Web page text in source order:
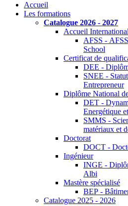
Accueil
Les formations
Catalogue 2026 - 2027
Accueil International
AFSS -
School
Certificat de
DEE -
SNEE -
Entrepreneur
Diplôme National
DET -
Energétique
SMMS -
matériaux et
Doctorat
DOCT -
Ingénieur
INGE -
Albi
Mastère spécialisé
BEP -
Catalogue 2025 - 2026